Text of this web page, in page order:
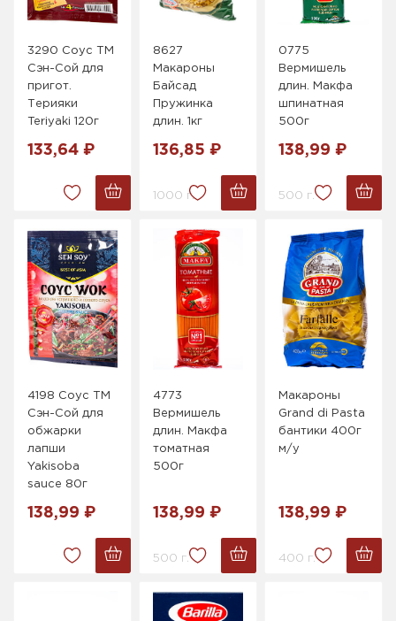
3290 Cоус ТМ
Сэн-Сой для
пригот.
Терияки
Teriyaki 120г
133,64 ₽
8627
Макароны
Байсад
Пружинка
длин. 1кг
136,85 ₽
1000 г.
0775
Вермишель
длин. Макфа
шпинатная
500г
138,99 ₽
500 г.
4198 Соус ТМ
Сэн-Сой для
обжарки
лапши
Yakisoba
sauce 80г
138,99 ₽
4773
Вермишель
длин. Макфа
томатная
500г
138,99 ₽
500 г.
Макароны
Grand di Pasta
бантики 400г
м/у
138,99 ₽
400 г.